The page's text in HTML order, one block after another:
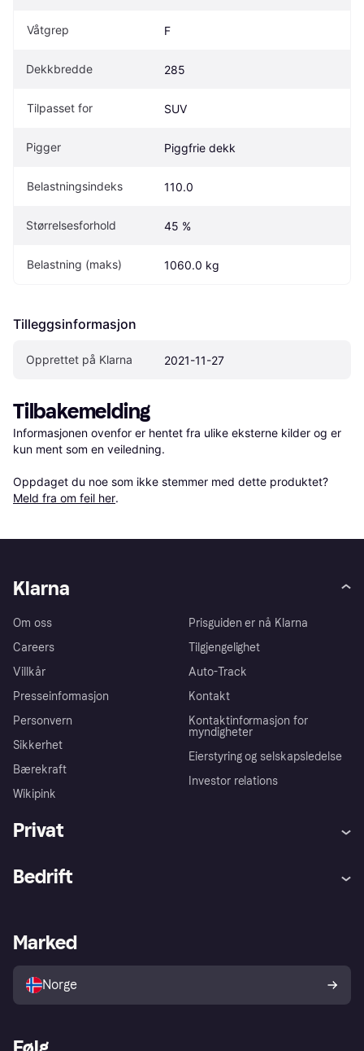
Våtgrep F
Dekkbredde 285
Tilpasset for SUV
Pigger Piggfrie dekk
Belastningsindeks 110.0
Størrelsesforhold 45 %
Belastning (maks) 1060.0 kg
Tilleggsinformasjon
Opprettet på Klarna 2021-11-27
Tilbakemelding
Informasjonen ovenfor er hentet fra ulike eksterne kilder og er
kun ment som en veiledning.
Oppdaget du noe som ikke stemmer med dette produktet?
Meld fra om feil her.
Klarna
Om oss
Careers
Villkår
Presseinformasjon
Personvern
Sikkerhet
Bærekraft
Wikipink
Prisguiden er nå Klarna
Tilgjengelighet
Auto-Track
Kontakt
Kontaktinformasjon for
myndigheter
Eierstyring og selskapsledelse
Investor relations
Privat
Utforsk butikker
Bedrift
Merchant portal
Marked
Norge